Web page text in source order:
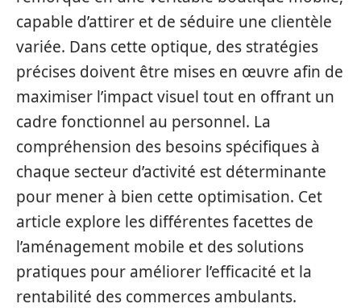
capable d’attirer et de séduire une clientèle
variée. Dans cette optique, des stratégies
précises doivent être mises en œuvre afin de
maximiser l’impact visuel tout en offrant un
cadre fonctionnel au personnel. La
compréhension des besoins spécifiques à
chaque secteur d’activité est déterminante
pour mener à bien cette optimisation. Cet
article explore les différentes facettes de
l’aménagement mobile et des solutions
pratiques pour améliorer l’efficacité et la
rentabilité des commerces ambulants.